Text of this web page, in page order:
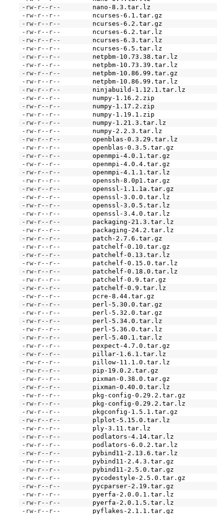
-rw-r--r--
nano-8.3.tar.lz
-rw-r--r--
ncurses-6.1.tar.gz
-rw-r--r--
ncurses-6.2.tar.gz
-rw-r--r--
ncurses-6.2.tar.lz
-rw-r--r--
ncurses-6.3.tar.lz
-rw-r--r--
ncurses-6.5.tar.lz
-rw-r--r--
netpbm-10.73.38.tar.lz
-rw-r--r--
netpbm-10.73.39.tar.lz
-rw-r--r--
netpbm-10.86.99.tar.gz
-rw-r--r--
netpbm-10.86.99.tar.lz
-rw-r--r--
ninjabuild-1.12.1.tar.lz
-rw-r--r--
numpy-1.16.2.zip
-rw-r--r--
numpy-1.17.2.zip
-rw-r--r--
numpy-1.19.1.zip
-rw-r--r--
numpy-1.21.3.tar.lz
-rw-r--r--
numpy-2.2.3.tar.lz
-rw-r--r--
openblas-0.3.29.tar.lz
-rw-r--r--
openblas-0.3.5.tar.gz
-rw-r--r--
openmpi-4.0.1.tar.gz
-rw-r--r--
openmpi-4.0.4.tar.gz
-rw-r--r--
openmpi-4.1.1.tar.lz
-rw-r--r--
openssh-8.0p1.tar.gz
-rw-r--r--
openssl-1.1.1a.tar.gz
-rw-r--r--
openssl-3.0.0.tar.lz
-rw-r--r--
openssl-3.0.5.tar.lz
-rw-r--r--
openssl-3.4.0.tar.lz
-rw-r--r--
packaging-21.3.tar.lz
-rw-r--r--
packaging-24.2.tar.lz
-rw-r--r--
patch-2.7.6.tar.gz
-rw-r--r--
patchelf-0.10.tar.gz
-rw-r--r--
patchelf-0.13.tar.lz
-rw-r--r--
patchelf-0.15.0.tar.lz
-rw-r--r--
patchelf-0.18.0.tar.lz
-rw-r--r--
patchelf-0.9.tar.gz
-rw-r--r--
patchelf-0.9.tar.lz
-rw-r--r--
pcre-8.44.tar.gz
-rw-r--r--
perl-5.30.0.tar.gz
-rw-r--r--
perl-5.32.0.tar.gz
-rw-r--r--
perl-5.34.0.tar.lz
-rw-r--r--
perl-5.36.0.tar.lz
-rw-r--r--
perl-5.40.1.tar.lz
-rw-r--r--
pexpect-4.7.0.tar.gz
-rw-r--r--
pillar-1.6.1.tar.lz
-rw-r--r--
pillow-11.1.0.tar.lz
-rw-r--r--
pip-19.0.2.tar.gz
-rw-r--r--
pixman-0.38.0.tar.gz
-rw-r--r--
pixman-0.40.0.tar.lz
-rw-r--r--
pkg-config-0.29.2.tar.gz
-rw-r--r--
pkg-config-0.29.2.tar.lz
-rw-r--r--
pkgconfig-1.5.1.tar.gz
-rw-r--r--
plplot-5.15.0.tar.lz
-rw-r--r--
ply-3.11.tar.lz
-rw-r--r--
podlators-4.14.tar.lz
-rw-r--r--
podlators-6.0.2.tar.lz
-rw-r--r--
pybind11-2.13.6.tar.lz
-rw-r--r--
pybind11-2.4.3.tar.gz
-rw-r--r--
pybind11-2.5.0.tar.gz
-rw-r--r--
pycodestyle-2.5.0.tar.gz
-rw-r--r--
pycparser-2.19.tar.gz
-rw-r--r--
pyerfa-2.0.0.1.tar.lz
-rw-r--r--
pyerfa-2.0.1.5.tar.lz
-rw-r--r--
pyflakes-2.1.1.tar.gz